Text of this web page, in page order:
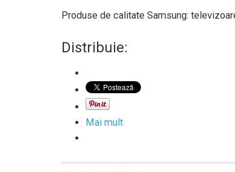
Produse de calitate Samsung:
Distribuie:
Mai mult